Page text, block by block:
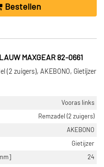
Bestellen
MAXGEAR 82-0661
(2 zuigers), AKEBONO, Gietijzer
Vooras links
Remzadel (2 zuigers)
AKEBONO
Gietijzer
24